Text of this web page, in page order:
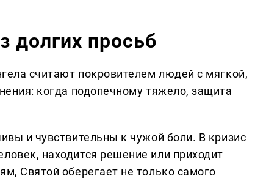
долгих просьб
считают покровителем людей с мягкой,
когда подопечному тяжело, защита
и чувствительны к чужой боли. В кризис
находится решение или приходит
Святой оберегает не только самого